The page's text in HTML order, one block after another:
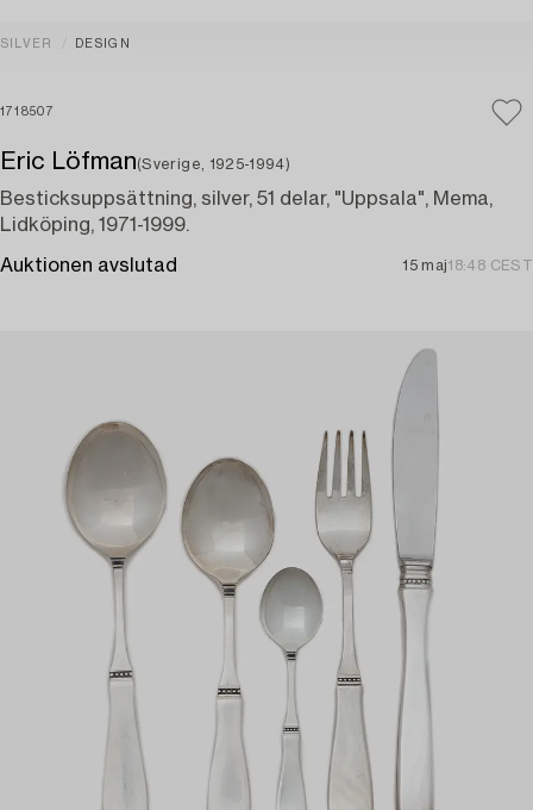
SILVER DESIGN
1718507
Eric Löfman(Sverige, 1925-1994)
Besticksuppsättning, silver, 51 delar, "Uppsala", Mema,
Lidköping, 1971-1999.
Auktionen avslutad 15 maj18:48 CEST